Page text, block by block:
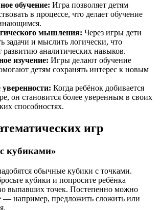
обучение: Игра позволяет детям
в процессе, что делает обучение
мышления: Через игры дети
задачи и мыслить логически, что
развитию аналитических навыков.
изучение: Игры делают обучение
детям сохранять интерес к новым
Когда ребёнок добивается
он становится более уверенным в своих
способностях.
игр
кубиками»
обычные кубики с точками.
кубики и попросите ребёнка
выпавших точек. Постепенно можно
— например, предложить сложить или